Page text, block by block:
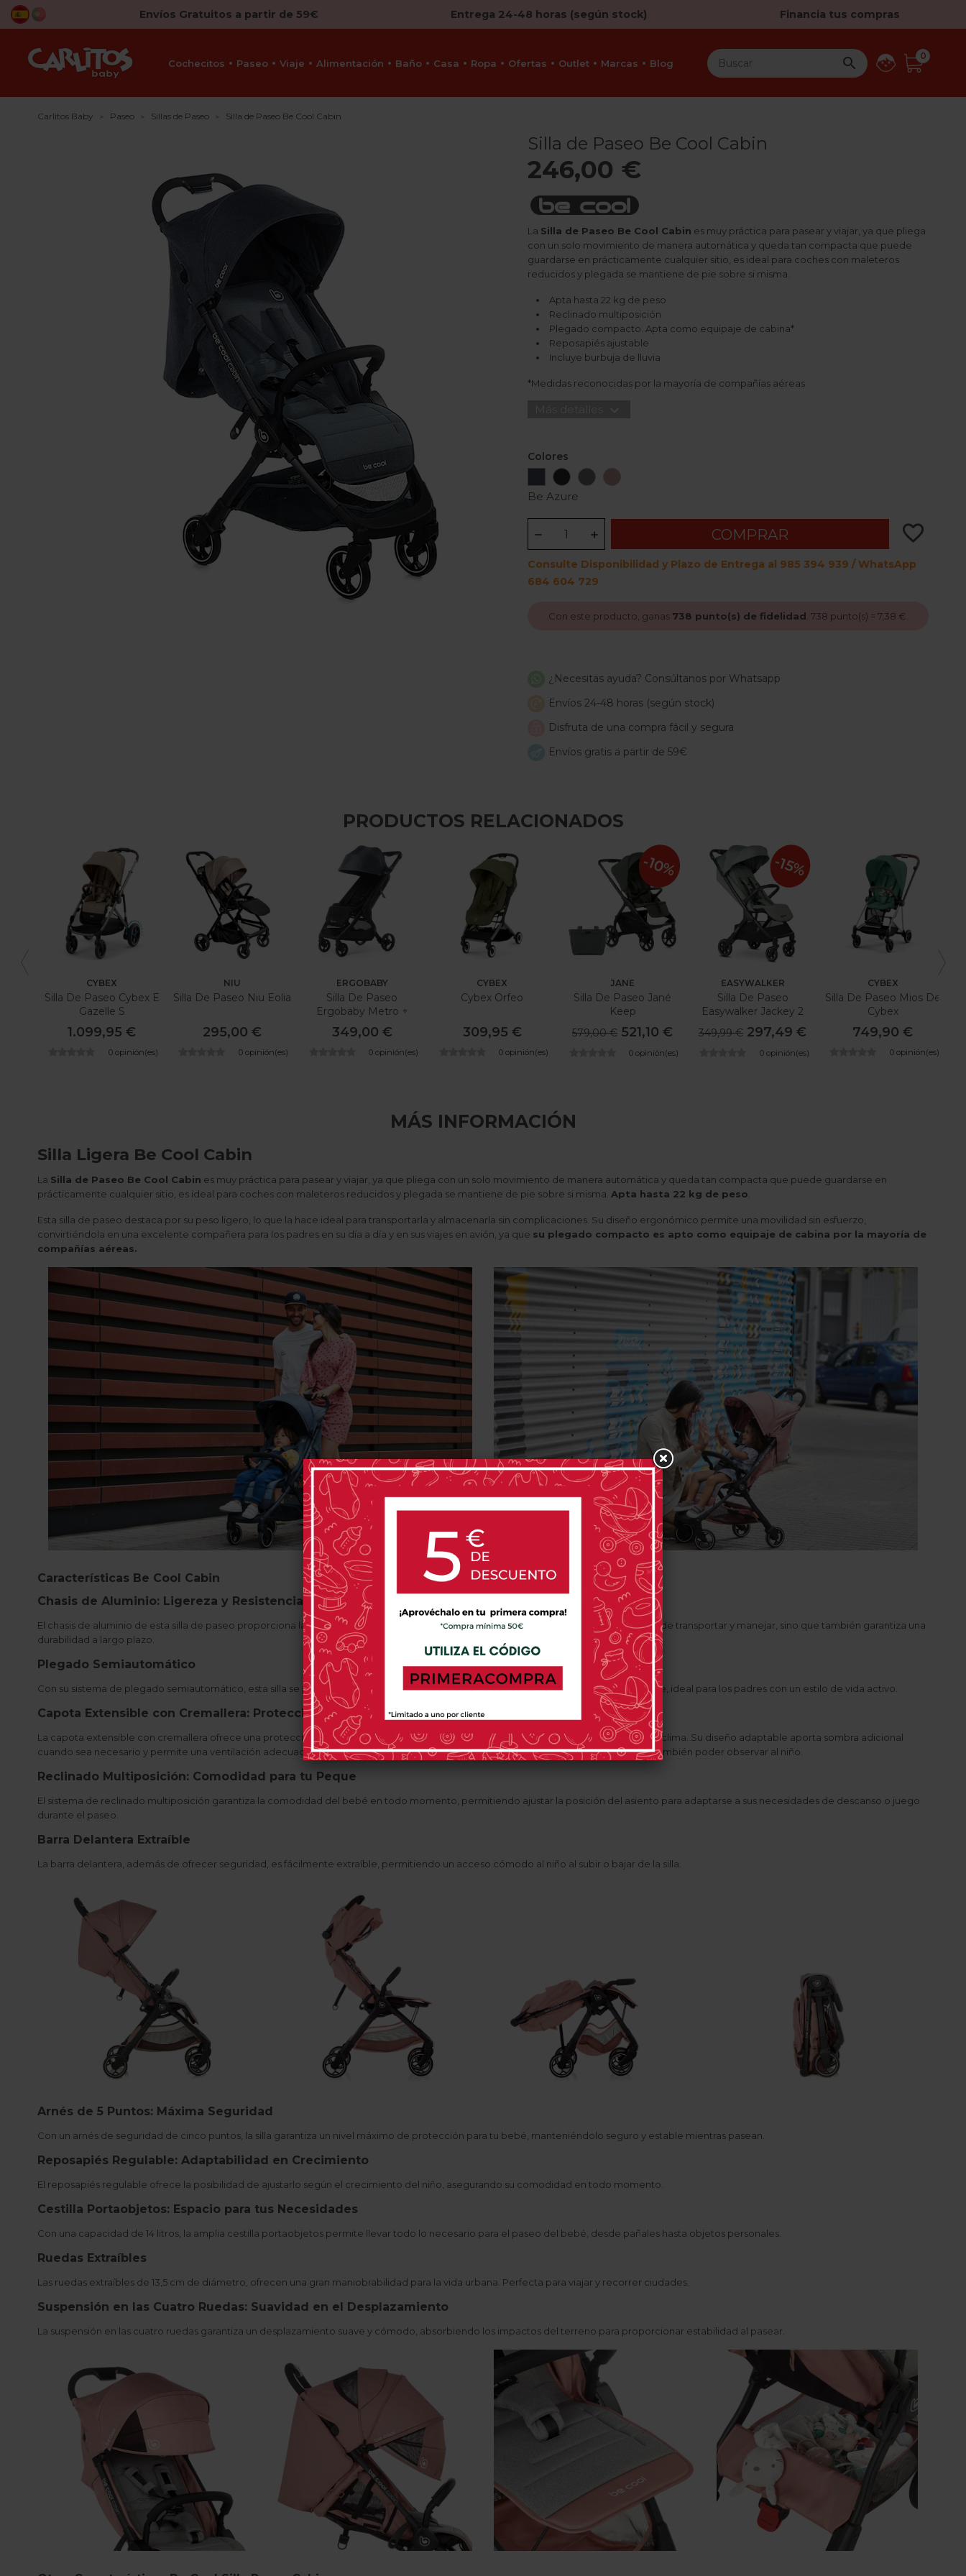
Envíos Gratuitos a partir de 59€ Entrega 24-48 horas (según stock) Financia tus compras
Cochecitos Paseo Viaje Alimentación Baño Casa Ropa Ofertas Outlet Marcas Blog  0
Carlitos Baby Paseo Sillas de Paseo Silla de Paseo Be Cool Cabin
Silla de Paseo Be Cool Cabin
246,00 €
La Silla de Paseo Be Cool Cabin es muy práctica para pasear y viajar, ya que pliega
con un solo movimiento de manera automática y queda tan compacta que puede
guardarse en prácticamente cualquier sitio, es ideal para coches con maleteros
reducidos y plegada se mantiene de pie sobre si misma.
Apta hasta 22 kg de peso
Reclinado multiposición
Plegado compacto. Apta como equipaje de cabina*
Reposapiés ajustable
Incluye burbuja de lluvia
*Medidas reconocidas por la mayoría de compañías aéreas
Colores
Be
Azure
Be
Orbit
Be
Graphite
Be
Be Azure
COMPRAR favorite_border
Consulte Disponibilidad y Plazo de Entrega al 985 394 939 / WhatsApp
684 604 729
Con este producto, ganas 738 punto(s) de fidelidad 738 punto(s) = 7,38 €
¿Necesitas ayuda? Consúltanos por Whatsapp
Envíos 24-48 horas (según stock)
Disfruta de una compra fácil y segura
Envíos gratis a partir de 59€
PRODUCTOS RELACIONADOS
CYBEX
Silla De Paseo Cybex E
Gazelle S
1.099,95 €
0 opinión(es)
NIU
Silla De Paseo Niu Eolia
295,00 €
0 opinión(es)
ERGOBABY
Silla De Paseo
Ergobaby Metro +
349,00 €
0 opinión(es)
CYBEX
Cybex Orfeo
309,95 €
0 opinión(es)
JANE
Silla De Paseo Jané
Keep
579,00 € 521,10 €
0 opinión(es)
-10%
EASYWALKER
Silla De Paseo
Easywalker Jackey 2
349,99 € 297,49 €
0 opinión(es)
-15%
CYBEX
Silla De Paseo Mios De
Cybex
749,90 €
0 opinión(es)
MÁS INFORMACIÓN
Silla Ligera Be Cool Cabin
La Silla de Paseo Be Cool Cabin es muy práctica para pasear y viajar, ya que pliega con un solo movimiento de manera automática y queda tan compacta que puede guardarse en
prácticamente cualquier sitio, es ideal para coches con maleteros reducidos y plegada se mantiene de pie sobre si misma. Apta hasta 22 kg de peso.
Esta silla de paseo destaca por su peso ligero, lo que la hace ideal para transportarla y almacenarla sin complicaciones. Su diseño ergonómico permite una movilidad sin esfuerzo,
convirtiéndola en una excelente compañera para los padres en su día a día y en sus viajes en avión, ya que su plegado compacto es apto como equipaje de cabina por la mayoría de
compañías aéreas.
Características Be Cool Cabin
Chasis de Aluminio: Ligereza y Resistencia
El chasis de aluminio de esta silla de paseo proporciona la combinación perfecta entre ligereza y resistencia. Esto no solo la hace fácil de transportar y manejar, sino que también garantiza una
durabilidad a largo plazo.
Plegado Semiautomático
Con su sistema de plegado semiautomático, esta silla se pliega de manera sencilla y rápida, facilitando su almacenamiento y transporte, ideal para los padres con un estilo de vida activo.
Capota Extensible con Cremallera: Protección y Adaptabilidad
La capota extensible con cremallera ofrece una protección óptima contra los elementos externos, ajustándose a las necesidades del clima. Su diseño adaptable aporta sombra adicional
cuando sea necesario y permite una ventilación adecuada, ya que cuenta con ventanas con rejillas laterales y superior, permitiendo también poder observar al niño.
Reclinado Multiposición: Comodidad para tu Peque
El sistema de reclinado multiposición garantiza la comodidad del bebé en todo momento, permitiendo ajustar la posición del asiento para adaptarse a sus necesidades de descanso o juego
durante el paseo.
Barra Delantera Extraíble
La barra delantera, además de ofrecer seguridad, es fácilmente extraíble, permitiendo un acceso cómodo al niño al subir o bajar de la silla.
Arnés de 5 Puntos: Máxima Seguridad
Con un arnés de seguridad de cinco puntos, la silla garantiza un nivel máximo de protección para tu bebé, manteniéndolo seguro y estable mientras pasean.
Reposapiés Regulable: Adaptabilidad en Crecimiento
El reposapiés regulable ofrece la posibilidad de ajustarlo según el crecimiento del niño, asegurando su comodidad en todo momento.
Cestilla Portaobjetos: Espacio para tus Necesidades
Con una capacidad de 14 litros, la amplia cestilla portaobjetos permite llevar todo lo necesario para el paseo del bebé, desde pañales hasta objetos personales.
Ruedas Extraíbles
Las ruedas extraíbles de 13,5 cm de diámetro, ofrecen una gran maniobrabilidad para la vida urbana. Perfecta para viajar y recorrer ciudades.
Suspensión en las Cuatro Ruedas: Suavidad en el Desplazamiento
La suspensión en las cuatro ruedas garantiza un desplazamiento suave y cómodo, absorbiendo los impactos del terreno para proporcionar estabilidad al pasear.